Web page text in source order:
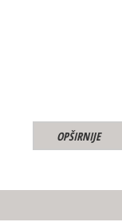
OPŠIRNIJE